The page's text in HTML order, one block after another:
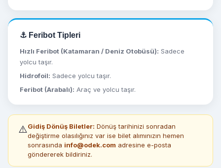
⚓ Feribot Tipleri
Hızlı Feribot (Katamaran / Deniz Otobüsü): Sadece
yolcu taşır.
Hidrofoil: Sadece yolcu taşır.
Feribot (Arabalı): Araç ve yolcu taşır.
⚠️Gidiş Dönüş Biletler: Dönüş tarihinizi sonradan
değiştirme olasılığınız var ise bilet alımınızın hemen
sonrasında info@odek.com adresine e-posta
göndererek bildiriniz.